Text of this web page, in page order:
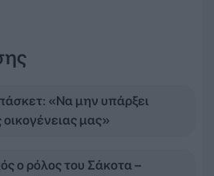
«Να μην υπάρξει
μας»
ο ρόλος του Σάκοτα –